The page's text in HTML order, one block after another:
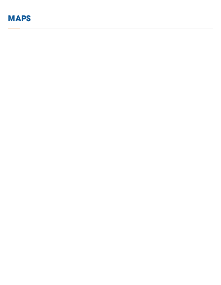
MAPS